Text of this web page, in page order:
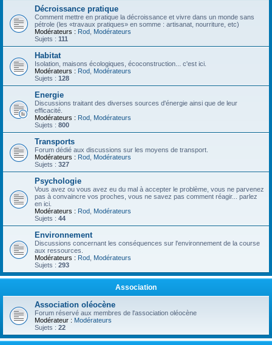
Décroissance pratique
Comment mettre en pratique la décroissance et vivre dans un monde sans
pétrole (les «travaux pratiques» en somme : artisanat, nourriture, etc)
Modérateurs : Rod Modérateurs
Sujets : 111
Habitat
Isolation, maisons écologiques, écoconstruction... c'est ici.
Modérateurs : Rod Modérateurs
Sujets : 128
Energie
Discussions traitant des diverses sources d'énergie ainsi que de leur
efficacité.
Modérateurs : Rod Modérateurs
Sujets : 800
Transports
Forum dédié aux discussions sur les moyens de transport.
Modérateurs : Rod Modérateurs
Sujets : 327
Psychologie
Vous avez ou vous avez eu du mal à accepter le problème, vous ne parvenez
pas à convaincre vos proches, vous ne savez pas comment réagir... parlez
en ici.
Modérateurs : Rod Modérateurs
Sujets : 44
Environnement
Discussions concernant les conséquences sur l'environnement de la course
aux ressources.
Modérateurs : Rod Modérateurs
Sujets : 293
Association
Association oléocène
Forum réservé aux membres de l'association oléocène
Modérateur : Modérateurs
Sujets : 22